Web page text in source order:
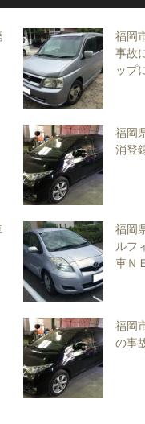
福岡
事故
ップ
福岡
消登
福岡
ルフ
車Ｎ
福岡
の事